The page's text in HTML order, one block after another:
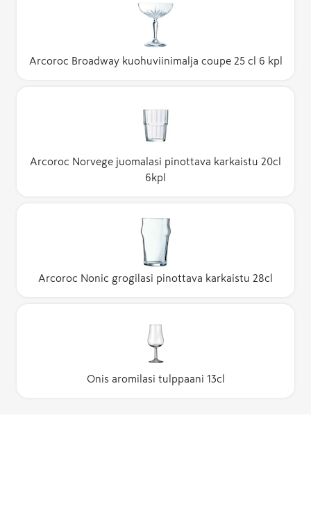
Arcoroc Broadway kuohuviinimalja coupe 25 cl 6 kpl
Arcoroc Norvege juomalasi pinottava karkaistu 20cl
6kpl
Arcoroc Nonic grogilasi pinottava karkaistu 28cl
Onis aromilasi tulppaani 13cl